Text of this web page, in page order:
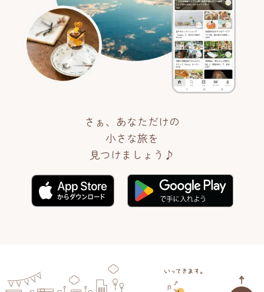
さぁ、あなただけの
小さな旅を
見つけましょう♪